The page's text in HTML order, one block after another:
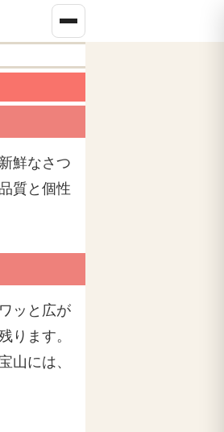
鮮なさつ
質と個性
ッと広が
ります。
山には、